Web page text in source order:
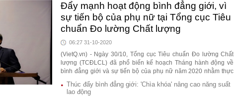
Đẩy mạnh hoạt động bình đẳng giới, vì
sự tiến bộ của phụ nữ tại Tổng cục Tiêu
chuẩn Đo lường Chất lượng
06:27 31-10-2020
(VietQ.vn) - Ngày 30/10, Tổng cục Tiêu chuẩn Đo lường Chất
lượng (TCĐLCL) đã phổ biến kế hoạch Tháng hành động về
bình đẳng giới và sự tiến bộ của phụ nữ năm 2020 nhằm thực
hiện mục tiêu bình đẳng giới và vì sự tiến bộ của phụ nữ
TCĐLCL.
Thúc đẩy bình đẳng giới: 'Chìa khóa' nâng cao năng suất
lao động